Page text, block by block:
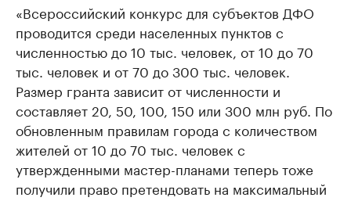
«Всероссийский конкурс для субъектов ДФО
проводится среди населенных пунктов с
численностью до 10 тыс. человек, от 10 до 70
тыс. человек и от 70 до 300 тыс. человек.
Размер гранта зависит от численности и
составляет 20, 50, 100, 150 или 300 млн руб. По
обновленным правилам города с количеством
жителей от 10 до 70 тыс. человек с
утвержденными мастер-планами теперь тоже
получили право претендовать на максимальный